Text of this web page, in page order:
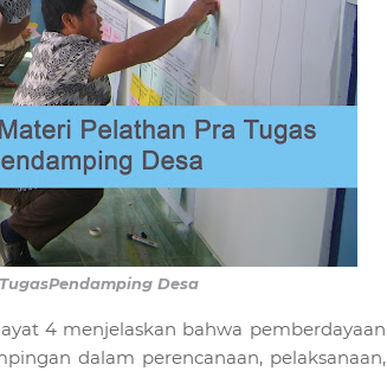
Pendamping Desa
4 menjelaskan bahwa pemberdayaan
dalam perencanaan, pelaksanaan,